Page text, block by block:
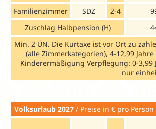
Familienzimmer SDZ 2-4
Zuschlag Halbpension (H)
Min. 2 ÜN. Die Kurtaxe ist vor Ort zu
(alle Zimmerkategorien), 4-12,99
Kinderermäßigung Verpflegung: 0-3,99
nur
Volksurlaub 2027 / Preise in